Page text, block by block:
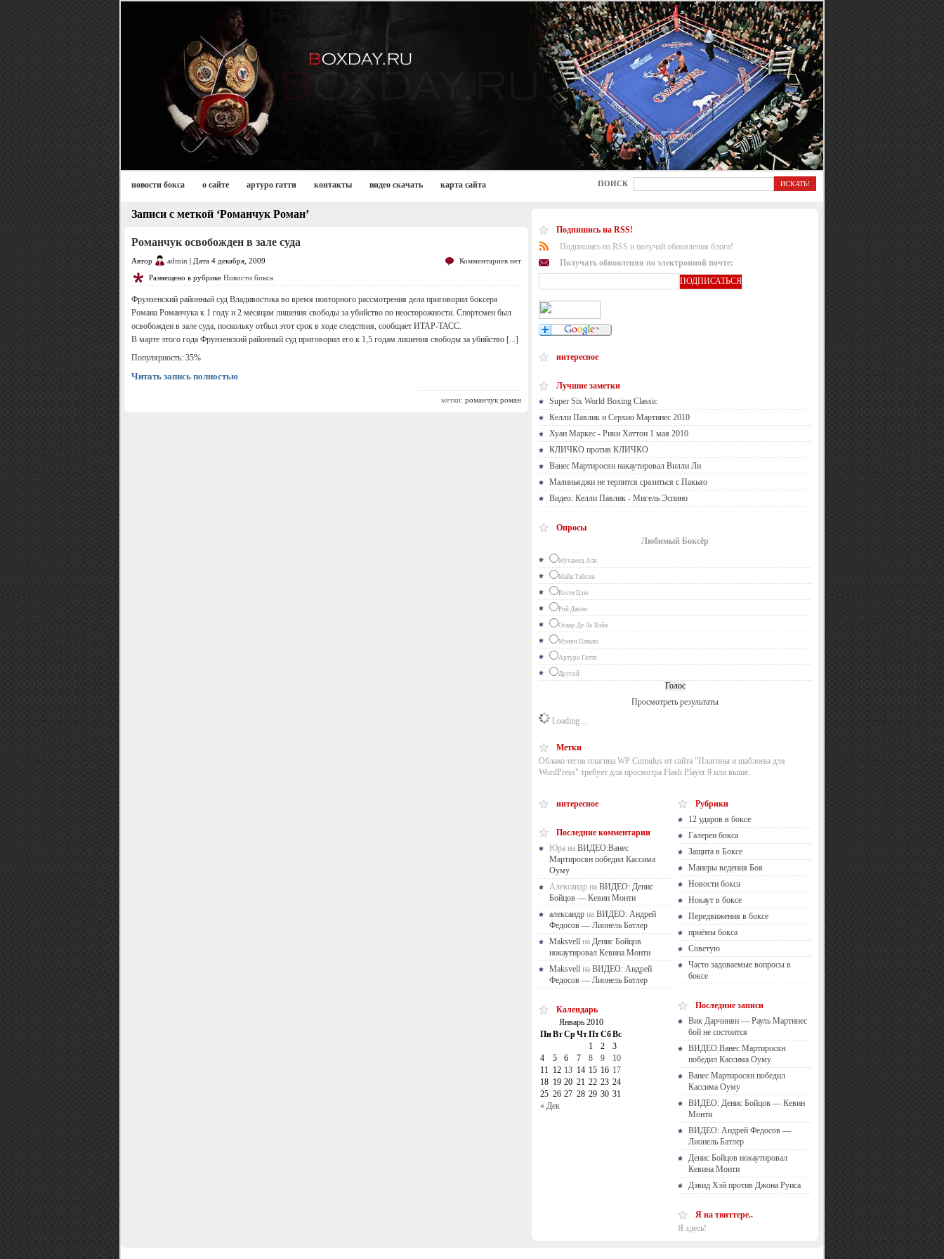
новости бокса о сайте артуро гатти контакты видео скачать карта сайта ПОИСК
Записи с меткой ‘Романчук Роман’
Романчук освобожден в зале суда
Автор admin | Дата 4 декабря, 2009
Комментариев нет
Размещено в рубрике Новости бокса
Фрунзенский районный суд Владивостока во время повторного рассмотрения дела приговорил боксера
Романа Романчука к 1 году и 2 месяцам лишения свободы за убийство по неосторожности. Спортсмен был
освобожден в зале суда, поскольку отбыл этот срок в ходе следствия, сообщает ИТАР-ТАСС.
В марте этого года Фрунзенский районный суд приговорил его к 1,5 годам лишения свободы за убийство [...]
Популярность: 35%
Читать запись полностью
метки: романчук роман
Подпишись на RSS!
Подпишись на RSS и получай обновления блога!
Получать обновления по электронной почте:
интересное
Лучшие заметки
Super Six World Boxing Classic
Келли Павлик и Серхио Мартинес 2010
Хуан Маркес - Рики Хаттон 1 мая 2010
КЛИЧКО против КЛИЧКО
Ванес Мартиросян накаутировал Вилли Ли
Малиньяджи не терпится сразиться с Пакьяо
Видео: Келли Павлик - Мигель Эспино
Опросы
Любимый Боксёр
Мухамед Али
Майк Тайсон
Костя Цзю
Рой Джонс
Оскар Де Ла Хойя
Мэнни Пакьяо
Артуро Гатти
Другой
Просмотреть результаты
Loading ...
Метки
Облако тегов плагина WP Cumulus от сайта "Плагины и шаблоны для
WordPress" требует для просмотра Flash Player 9 или выше.
интересное
Последние комментарии
Юра на ВИДЕО:Ванес
Мартиросян победил Кассима
Оуму
Александр на ВИДЕО: Денис
Бойцов — Кевин Монти
александр на ВИДЕО: Андрей
Федосов — Лионель Батлер
Maksvell на Денис Бойцов
нокаутировал Кевина Монти
Maksvell на ВИДЕО: Андрей
Федосов — Лионель Батлер
Календарь
Январь 2010
ПнВтСрЧтПтСбВс
« Дек
1 2
3
4
5 6 7 8 9
10
11 12 13 14 15 16 17
18 19 20 21 22 23 24
25 26 27 28 29 30 31
Рубрики
12 ударов в боксе
Галереи бокса
Защита в Боксе
Манеры ведения Боя
Новости бокса
Нокаут в боксе
Передвижения в боксе
приёмы бокса
Советую
Часто задоваемые вопросы в
боксе
Последние записи
Вик Дарчинян — Рауль Мартинес
бой не состоится
ВИДЕО:Ванес Мартиросян
победил Кассима Оуму
Ванес Мартиросян победил
Кассима Оуму
ВИДЕО: Денис Бойцов — Кевин
Монти
ВИДЕО: Андрей Федосов —
Лионель Батлер
Денис Бойцов нокаутировал
Кевина Монти
Дэвид Хэй против Джона Руиса
Я на твиттере..
Я здесь!